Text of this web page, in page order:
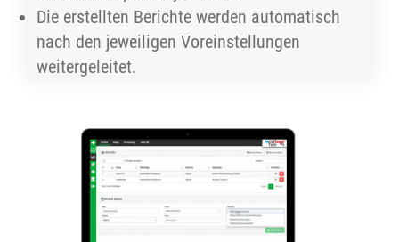
Die erstellten Berichte werden automatisch
nach den jeweiligen Voreinstellungen
weitergeleitet.